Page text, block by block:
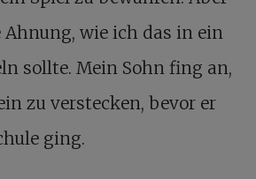
wie ich das in ein
sollte. Mein Sohn fing an,
zu verstecken, bevor er
ging.